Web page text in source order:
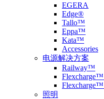
EGERA
Edge®
Tallo™
Eppa™
Kata™
Accessories
电源解决方案
Railway™
Flexcharge™
照明